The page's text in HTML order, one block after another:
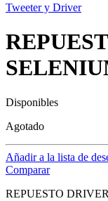
Tweeter y Driver
Disponibles
Agotado
Añadir a la lista de
Comparar
REPUESTO